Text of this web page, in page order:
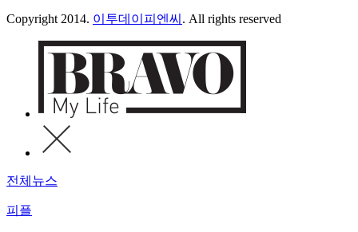
Copyright 2014. 이투데이피엔씨 . All rights reserved
전체뉴스
피플